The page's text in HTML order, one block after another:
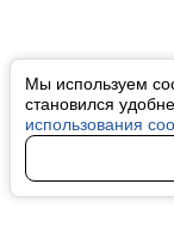
Мы используем
становился
использования